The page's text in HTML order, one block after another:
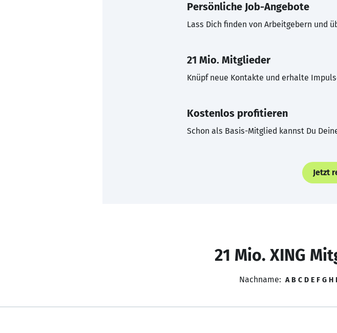
Persönliche Job-Angebote
Lass Dich finden von Arbeitgebern und
21 Mio. Mitglieder
Knüpf neue Kontakte und erhalte
Kostenlos profitieren
Schon als Basis-Mitglied kannst Du
Jetzt
21 Mio. XING
Nachname: A B C D E F G H I